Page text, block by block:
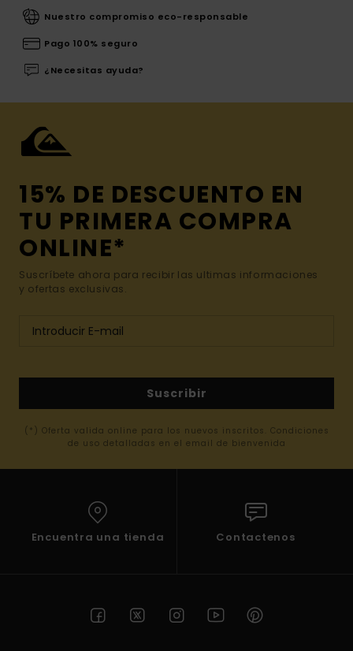
Nuestro compromiso eco-responsable
Pago 100% seguro
¿Necesitas ayuda?
15% DE DESCUENTO EN
TU PRIMERA COMPRA
ONLINE*
Suscríbete ahora para recibir las ultimas informaciones
y ofertas exclusivas.
Suscribir
(*) Oferta valida online para los nuevos inscritos. Condiciones
de uso detalladas en el email de bienvenida
Encuentra una tienda Contactenos